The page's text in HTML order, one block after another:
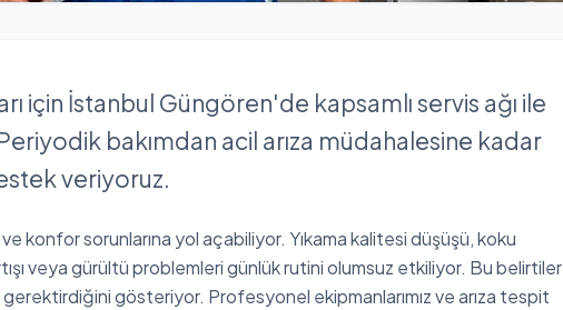
için İstanbul Güngören'de kapsamlı servis ağı ile
bakımdan acil arıza müdahalesine kadar
veriyoruz.
ve konfor sorunlarına yol açabiliyor. Yıkama kalitesi düşüşü, koku
veya gürültü problemleri günlük rutini olumsuz etkiliyor. Bu belirtiler
gerektirdiğini gösteriyor. Profesyonel ekipmanlarımız ve arıza tespit